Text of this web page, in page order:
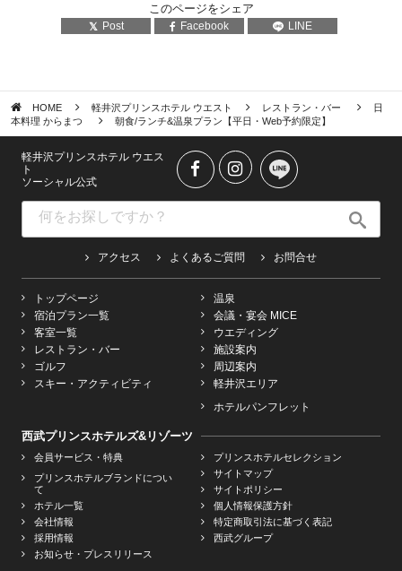
このページをシェア
Post Facebook LINE
HOME 軽井沢プリンスホテル ウエスト レストラン・バー
日
本料理 からまつ
朝食/ランチ&温泉プラン【平日・Web予約限定】
軽井沢プリンスホテル ウエス
ト
ソーシャル公式
アクセス よくあるご質問 お問合せ
トップページ
宿泊プラン一覧
客室一覧
レストラン・バー
ゴルフ
スキー・アクティビティ
温泉
会議・宴会 MICE
ウエディング
施設案内
周辺案内
軽井沢エリア
ホテルパンフレット
西武プリンスホテルズ&リゾーツ
会員サービス・特典
プリンスホテルブランドについ
て
ホテル一覧
会社情報
採用情報
お知らせ・プレスリリース
プリンスホテルセレクション
サイトマップ
サイトポリシー
個人情報保護方針
特定商取引法に基づく表記
西武グループ